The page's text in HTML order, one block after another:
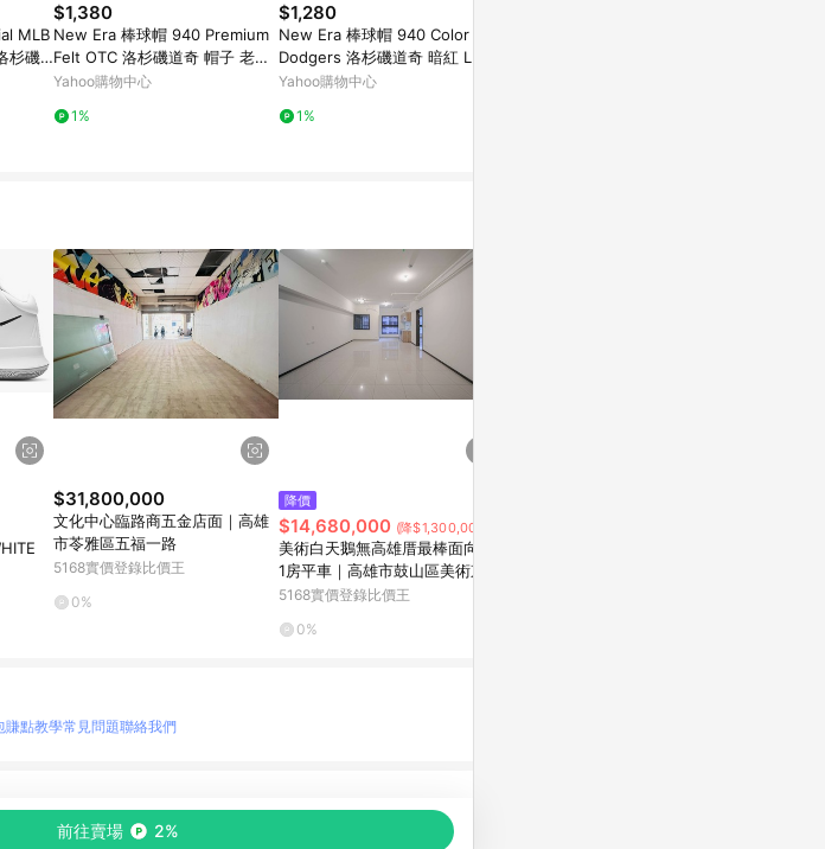
MLB
杉磯
$1,380
New Era 棒球帽 940 Premium
Felt OTC 洛杉磯道奇 帽子 老帽
藍 毛氈Logo NE13215213
Yahoo購物中心
1%
$1,280
New Era 棒球帽 940 Color Era
Dodgers 洛杉磯道奇 暗紅 LA 老
帽 帽子 NE14700378
Yahoo購物中心
1%
$31,800,000
文化中心臨路商五金店面｜高雄
市苓雅區五福一路
5168實價登錄比價王
0%
降價
$14,680,000 (降$1,300,000)
美術白天鵝無高雄厝最棒面向2+
1房平車｜高雄市鼓山區美術東四
路
5168實價登錄比價王
0%
前往賣場 2%
賺點教學常見問題聯絡我們
中的趨勢與風格做合作網路商家的延伸商品推薦，商品資料更新會有
件，一切資訊以合作廠商網頁為準。